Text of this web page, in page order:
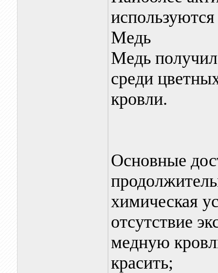
Медь
Медь
среди
кровли.
Основные
химическая
отсутствие
медную
красить;